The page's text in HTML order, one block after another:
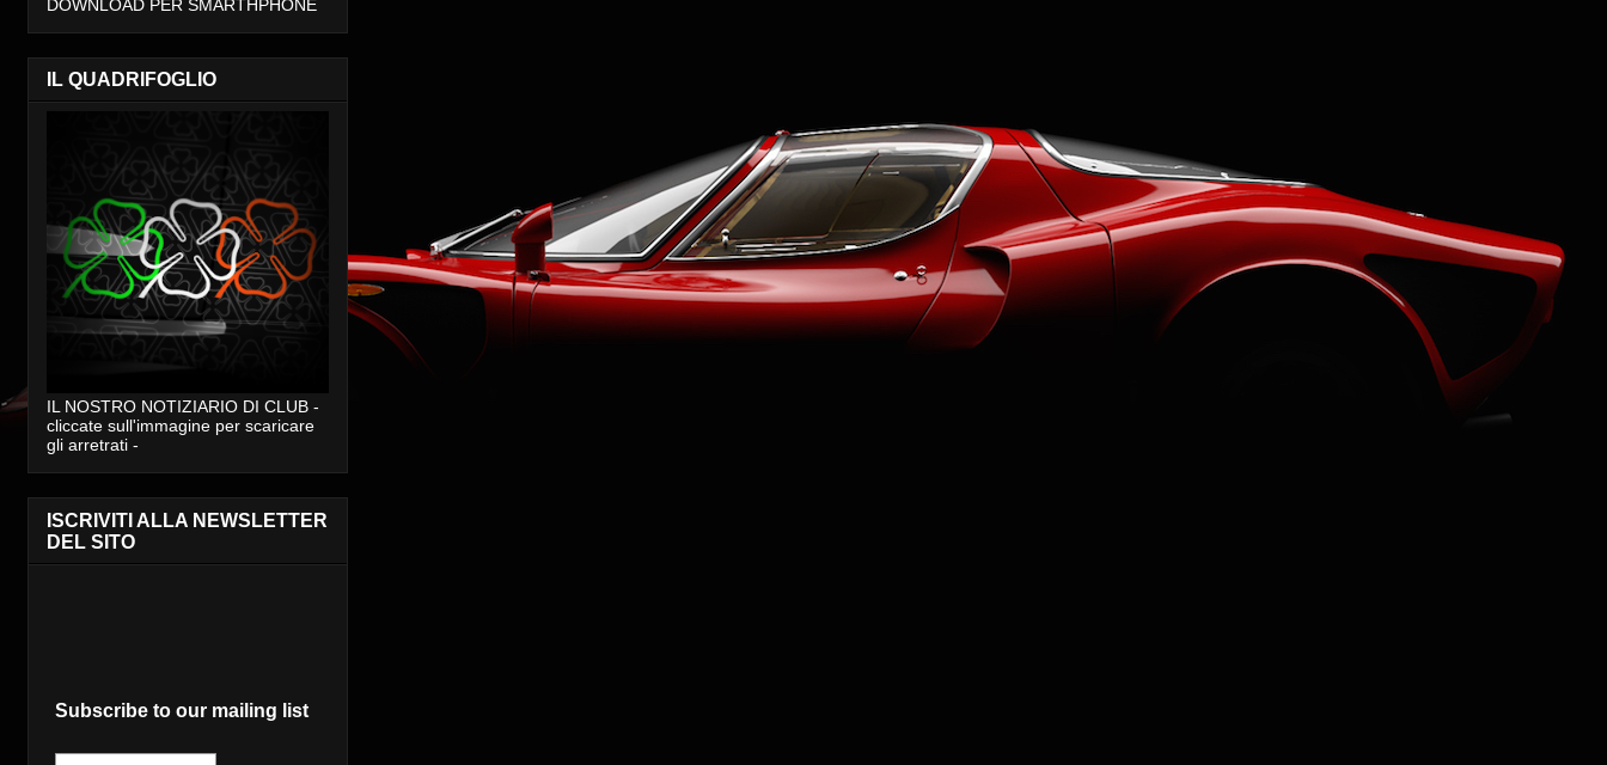
DOWNLOAD PER SMARTHPHONE
IL QUADRIFOGLIO
IL NOSTRO NOTIZIARIO DI CLUB -
cliccate sull'immagine per scaricare
gli arretrati -
ISCRIVITI ALLA NEWSLETTER
DEL SITO
Subscribe to our mailing list